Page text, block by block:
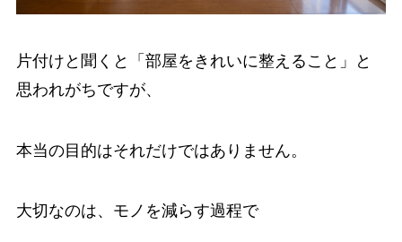
片付けと聞くと「部屋をきれいに整えること」と
思われがちですが、
本当の目的はそれだけではありません。
大切なのは、モノを減らす過程で